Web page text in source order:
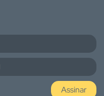
Assinar